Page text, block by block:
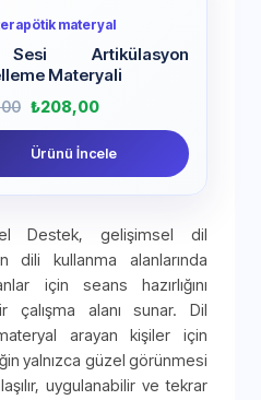
materyal
Artikülasyon
Materyali
₺208,00
Ürünü İncele
Destek, gelişimsel dil
dili kullanma alanlarında
için seans hazırlığını
çalışma alanı sunar. Dil
arayan kişiler için
yalnızca güzel görünmesi
uygulanabilir ve tekrar